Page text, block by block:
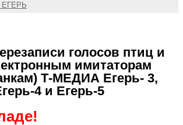
ЕГЕРЬ
голосов птиц и
имитаторам
Т-МЕДИА Егерь- 3,
4 и Егерь-5